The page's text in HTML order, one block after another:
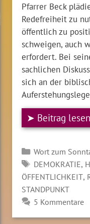
Pfarrer Beck
Redefreiheit zu
öffentlich zu
schweigen, auch
erfordert. Bei
sachlichen
sich an der
➤ Beitrag lesen
Kategorien
Wort zum
DEMOKRATIE,
ÖFFENTLICHKEIT,
STANDPUNKT
5 Kommentare